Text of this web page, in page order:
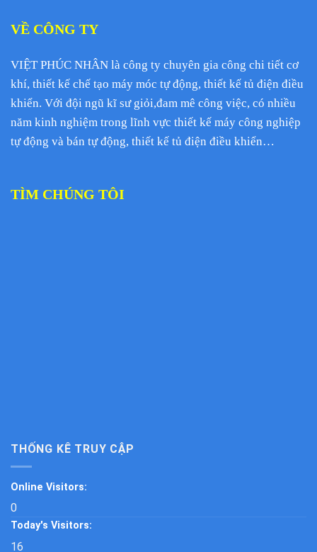
VỀ CÔNG TY
VIỆT PHÚC NHÂN là công ty chuyên gia công chi tiết cơ
khí, thiết kế chế tạo máy móc tự động, thiết kế tủ điện điều
khiển. Với đội ngũ kĩ sư giỏi,đam mê công việc, có nhiều
năm kinh nghiệm trong lĩnh vực thiết kế máy công nghiệp
tự động và bán tự động, thiết kế tủ điện điều khiển…
TÌM CHÚNG TÔI
THỐNG KÊ TRUY CẬP
Online Visitors:
0
Today's Visitors:
16